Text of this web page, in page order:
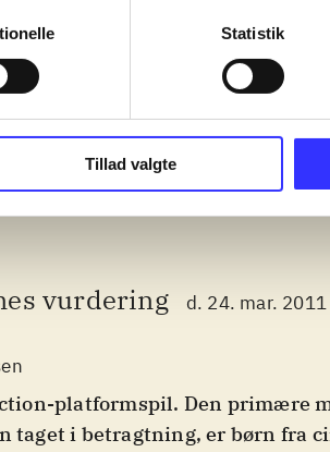
Statistik
Tillad valgte
the moon, autobots
vurdering d. 24. mar. 2011
platformspil. Den primære
taget i betragtning, er børn fra